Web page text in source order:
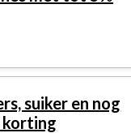
suiker en nog
korting